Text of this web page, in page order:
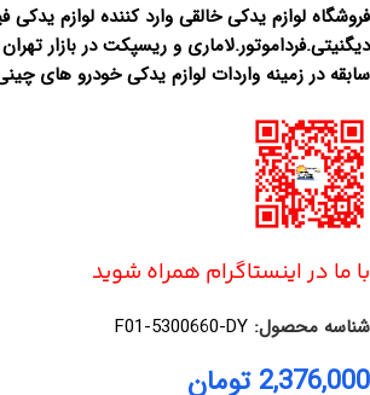
فروشگاه لوازم یدکی خالقی وارد کننده لوازم یدکی
سابقه در زمینه واردات لوازم یدکی خودرو های
با ما در اینستاگرام همراه شوید
شناسه محصول: F01-5300660-DY
2,376,000 تومان